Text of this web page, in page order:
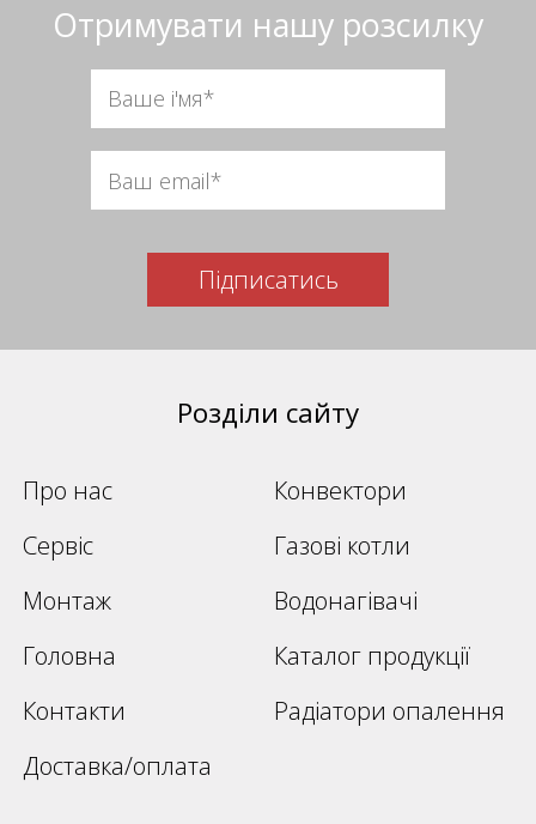
Отримувати нашу розсилку
Підписатись
Розділи сайту
Про нас
Конвектори
Сервіс
Газові котли
Монтаж
Водонагівачі
Головна
Каталог продукції
Контакти
Радіатори опалення
Доставка/оплата